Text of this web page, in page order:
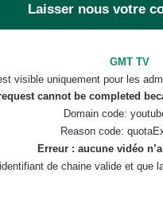
Laisser nous votre
GMT TV
visible uniquement pour les
cannot be completed
Domain code:
Reason code:
Erreur : aucune vidéo
identifiant de chaine valide et